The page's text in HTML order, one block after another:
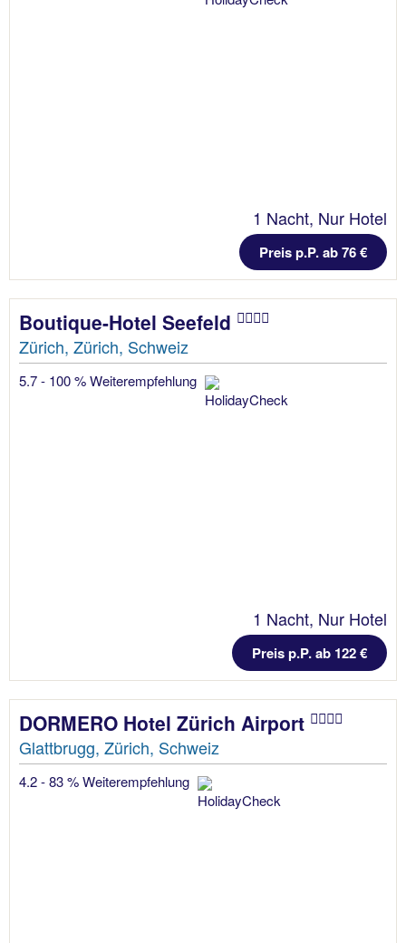
1 Nacht, Nur Hotel
Preis p.P. ab 76 €
Boutique-Hotel Seefeld
Zürich, Zürich, Schweiz
5.7 - 100 % Weiterempfehlung
1 Nacht, Nur Hotel
Preis p.P. ab 122 €
DORMERO Hotel Zürich Airport
Glattbrugg, Zürich, Schweiz
4.2 - 83 % Weiterempfehlung